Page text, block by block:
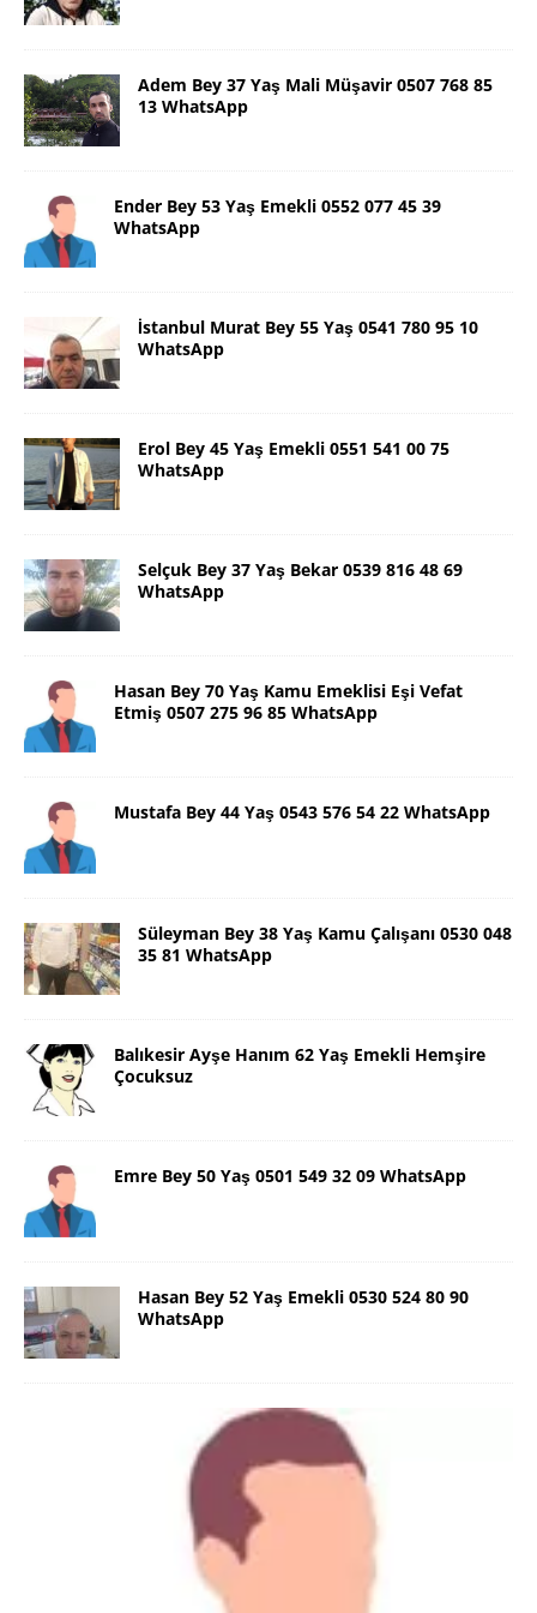
Adem Bey 37 Yaş Mali Müşavir 0507 768 85
13 WhatsApp
Ender Bey 53 Yaş Emekli 0552 077 45 39
WhatsApp
İstanbul Murat Bey 55 Yaş 0541 780 95 10
WhatsApp
Erol Bey 45 Yaş Emekli 0551 541 00 75
WhatsApp
Selçuk Bey 37 Yaş Bekar 0539 816 48 69
WhatsApp
Hasan Bey 70 Yaş Kamu Emeklisi Eşi Vefat
Etmiş 0507 275 96 85 WhatsApp
Mustafa Bey 44 Yaş 0543 576 54 22 WhatsApp
Süleyman Bey 38 Yaş Kamu Çalışanı 0530 048
35 81 WhatsApp
Balıkesir Ayşe Hanım 62 Yaş Emekli Hemşire
Çocuksuz
Emre Bey 50 Yaş 0501 549 32 09 WhatsApp
Hasan Bey 52 Yaş Emekli 0530 524 80 90
WhatsApp
Danimarka Mustafa Bey 45 Yaş +45
42 48 17 28 WhatsApp
Lütfen Danimarka dışı aramasın. Selam ben
Danimarka’dan Mustafa 45 yaşında, 1.88 boyunda,
98 kiloda, Kumral, ayrılmış bir beyim. Alkol yok.
Sigara var. Maddi sıkıntım yok.